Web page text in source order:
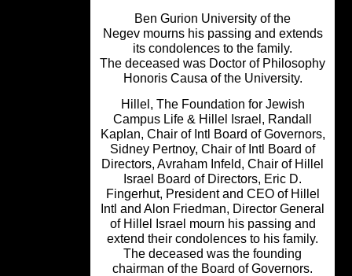
Ben Gurion University of the
Negev mourns his passing and
its condolences to the family.
The deceased was Doctor of
Honoris Causa of the University.
Hillel, The Foundation for Jewish
Campus Life & Hillel Israel,
Kaplan, Chair of Intl Board of
Sidney Pertnoy, Chair of Intl Board
Directors, Avraham Infeld, Chair of
Israel Board of Directors, Eric D.
Fingerhut, President and CEO of
Intl and Alon Friedman, Director
of Hillel Israel mourn his passing
extend their condolences to his
The deceased was the founding
chairman of the Board of